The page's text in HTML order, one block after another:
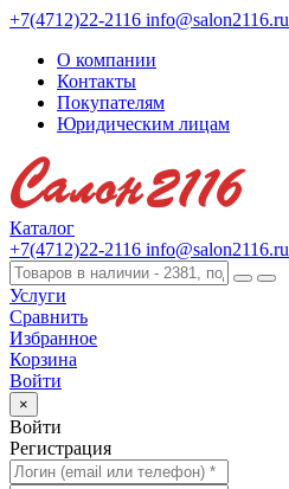
+7(4712)22-2116 info@salon2116.ru
О компании
Контакты
Покупателям
Юридическим лицам
Каталог
+7(4712)22-2116 info@salon2116.ru
Услуги
Сравнить
Избранное
Корзина
Войти
×
Войти
Регистрация